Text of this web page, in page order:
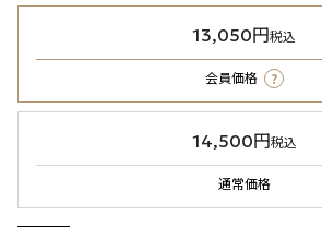
13,050円税込
会員価格 ?
14,500円税込
通常価格